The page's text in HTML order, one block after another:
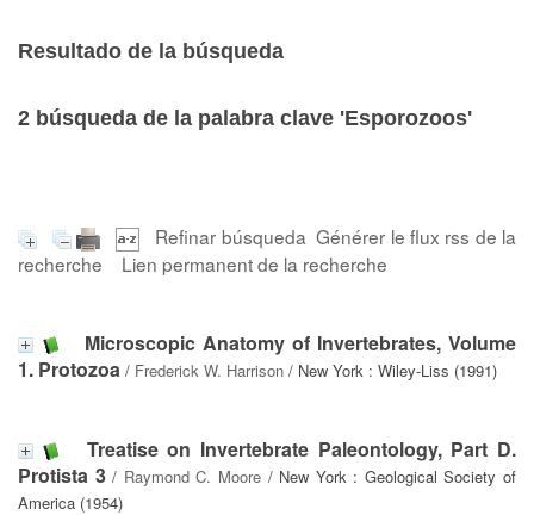
Resultado de la búsqueda
2 búsqueda de la palabra clave 'Esporozoos'
Refinar búsqueda Générer le flux rss de la
recherche
Lien permanent de la recherche
Microscopic Anatomy of Invertebrates, Volume
1. Protozoa / Frederick W. Harrison / New York : Wiley-Liss (1991)
Treatise on Invertebrate Paleontology, Part D.
Protista 3/ Raymond C. Moore/ New York : Geological Society of
America (1954)